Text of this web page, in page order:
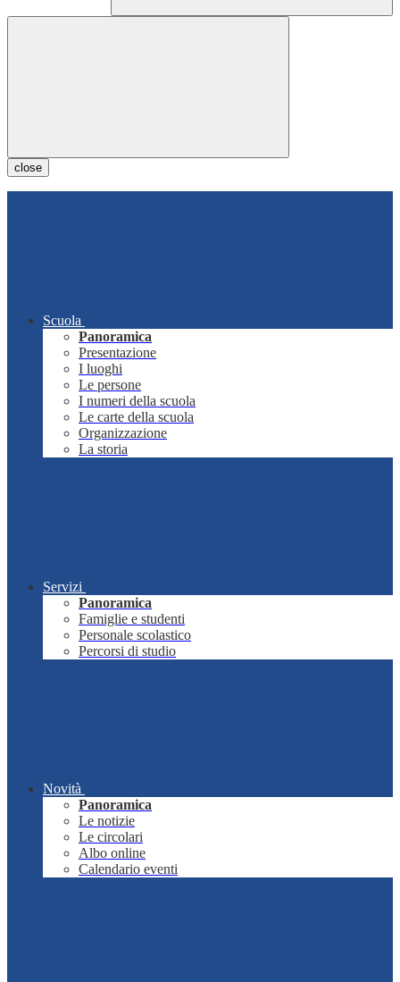
close
Scuola
Panoramica
Presentazione
I luoghi
Le persone
I numeri della scuola
Le carte della scuola
Organizzazione
La storia
Servizi
Panoramica
Famiglie e studenti
Personale scolastico
Percorsi di studio
Novità
Panoramica
Le notizie
Le circolari
Albo online
Calendario eventi